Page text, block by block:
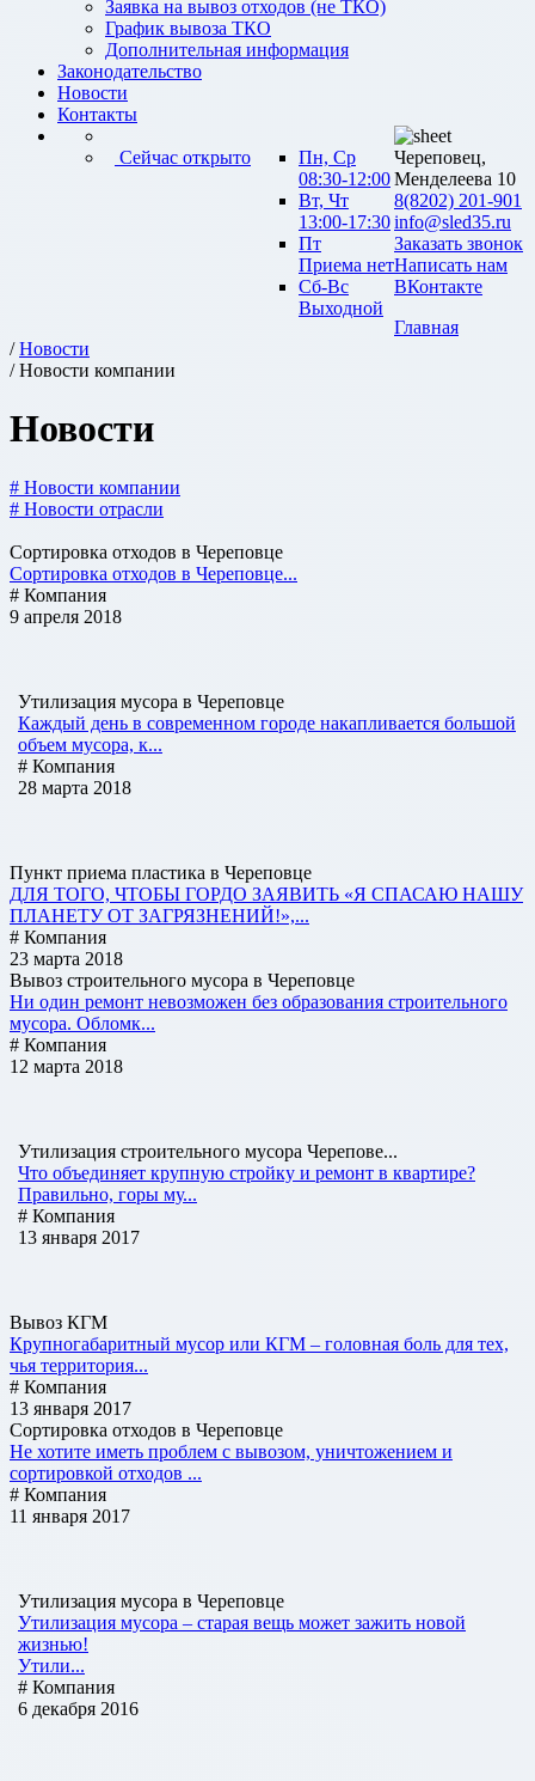
Заявка на вывоз отходов (не ТКО)
График вывоза ТКО
Дополнительная информация
Законодательство
Новости
Контакты
Сейчас открыто
Пн, Ср
08:30-12:00
Вт, Чт
13:00-17:30
Пт
Приема нет
Сб-Вс
Выходной
Череповец,
Менделеева 10
8(8202) 201-901
info@sled35.ru
Заказать звонок
Написать нам
ВКонтакте
Главная
/Новости
/ Новости компании
Новости
# Новости компании
# Новости отрасли
Сортировка отходов в Череповце
Сортировка отходов в Череповце...
# Компания
9 апреля 2018
Утилизация мусора в Череповце
Каждый день в современном городе накапливается большой
объем мусора, к...
# Компания
28 марта 2018
Пункт приема пластика в Череповце
ДЛЯ ТОГО, ЧТОБЫ ГОРДО ЗАЯВИТЬ «Я СПАСАЮ НАШУ
ПЛАНЕТУ ОТ ЗАГРЯЗНЕНИЙ!»,...
# Компания
23 марта 2018
Вывоз строительного мусора в Череповце
Ни один ремонт невозможен без образования строительного
мусора. Обломк...
# Компания
12 марта 2018
Утилизация строительного мусора Черепове...
Что объединяет крупную стройку и ремонт в квартире?
Правильно, горы му...
# Компания
13 января 2017
Вывоз КГМ
Крупногабаритный мусор или КГМ – головная боль для тех,
чья территория...
# Компания
13 января 2017
Сортировка отходов в Череповце
Не хотите иметь проблем с вывозом, уничтожением и
сортировкой отходов ...
# Компания
11 января 2017
Утилизация мусора в Череповце
Утилизация мусора – старая вещь может зажить новой
жизнью!
Утили...
# Компания
6 декабря 2016